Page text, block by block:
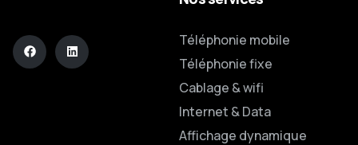
Téléphonie mobile
Téléphonie fixe
Cablage & wifi
Internet & Data
Affichage dynamique